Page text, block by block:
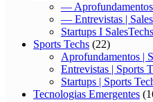
— Aprofundamentos
— Entrevistas |
Startups I SalesTechs
Sports Techs (22)
Aprofundamentos |
Entrevistas | Sports
Startups | Sports
Tecnologias Emergentes